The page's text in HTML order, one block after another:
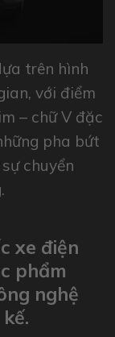
trên hình
với điểm
– chữ V đặc
pha bứt
chuyển
xe điện
phẩm
nghệ